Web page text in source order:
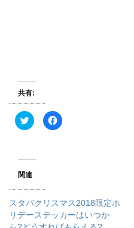
共有:
ク
リ
T
i
t
r
で
共
F
a
る
に
は
関連
スタバクリスマス2018限定ホ
リデーステッカーはいつか